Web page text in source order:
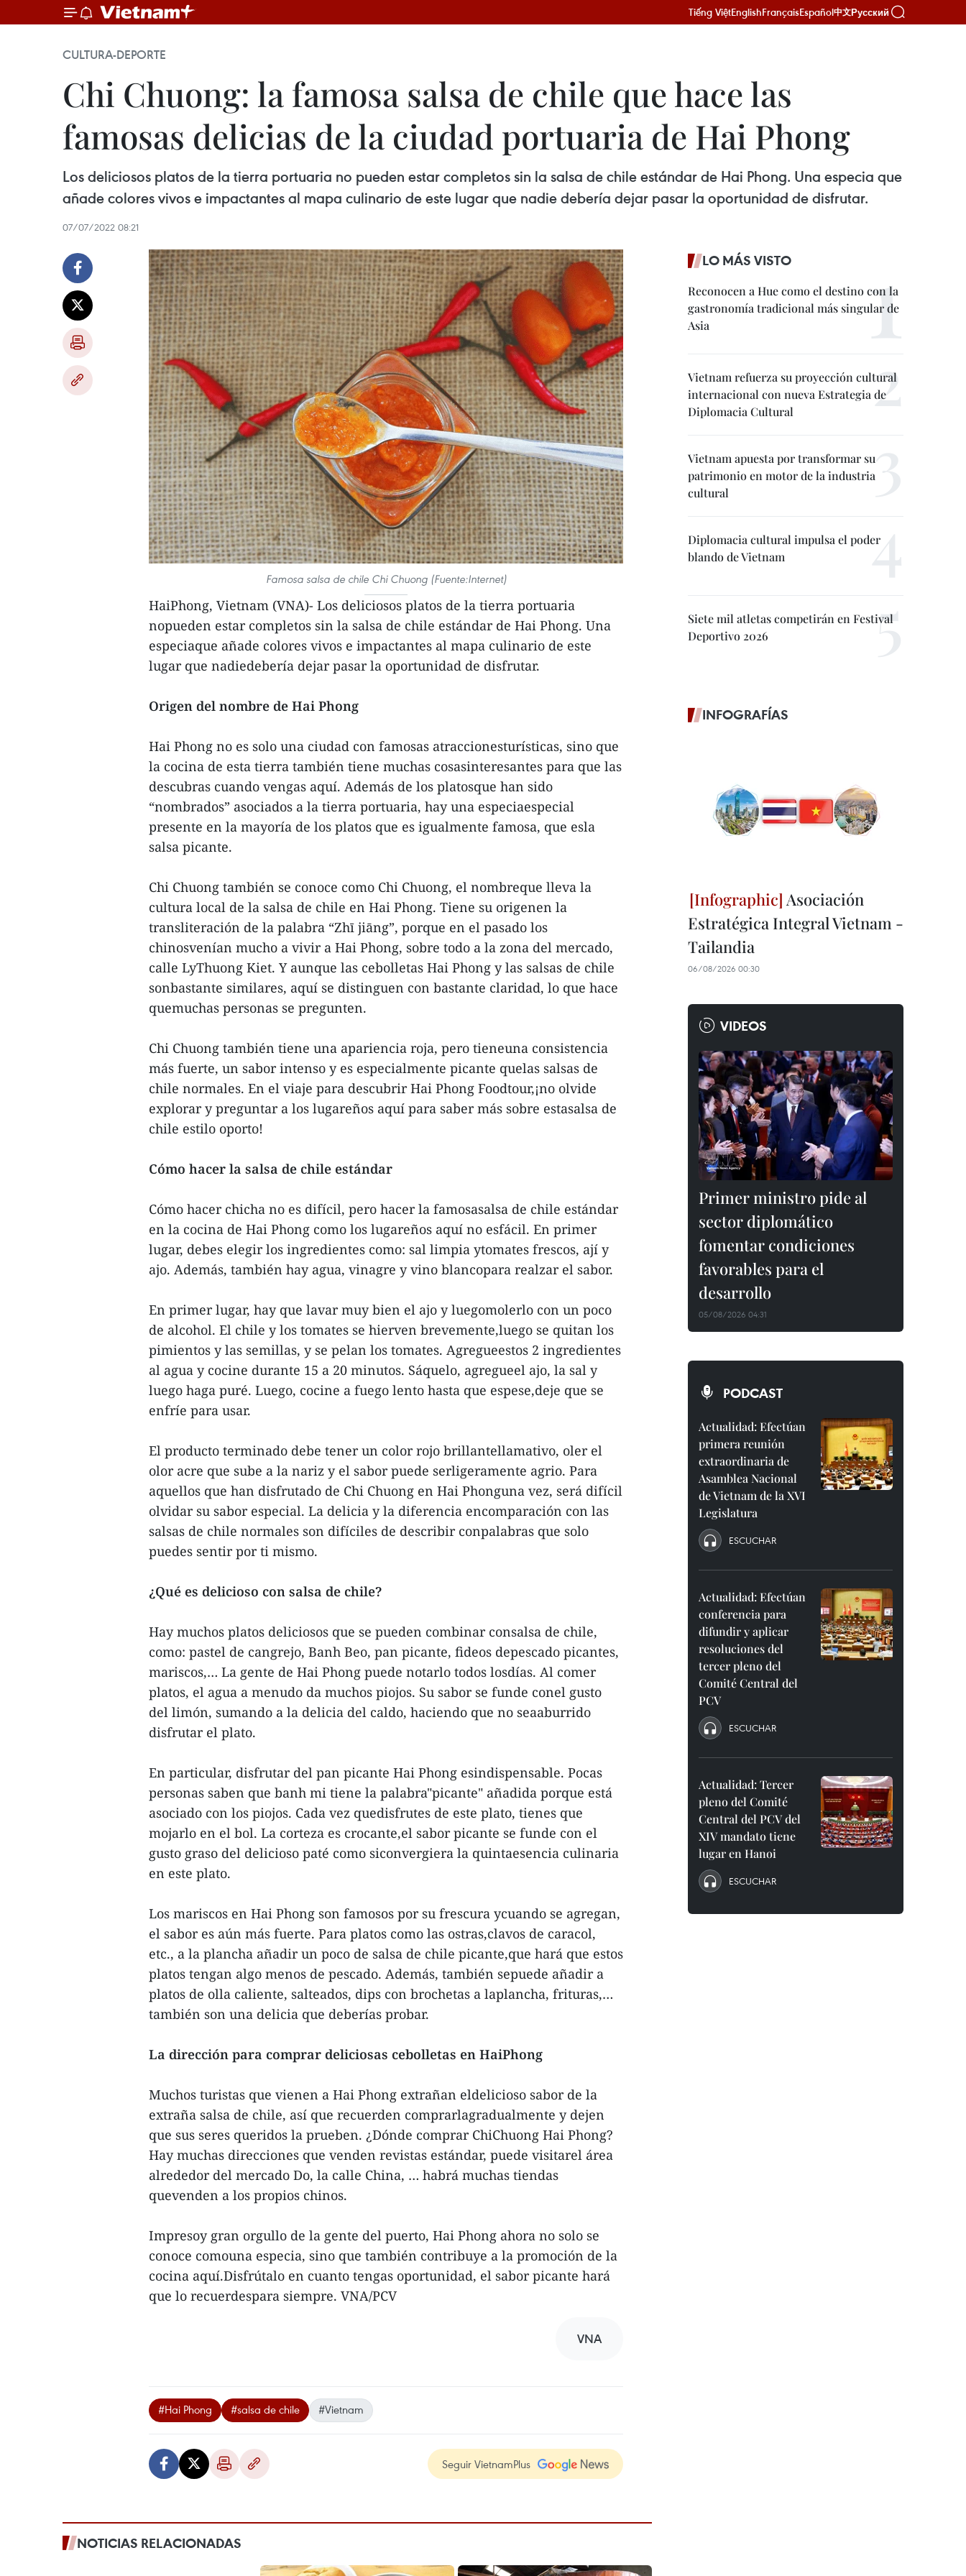
Tiếng ViệtEnglishFrançaisEspañol中文Русский
CULTURA-DEPORTE
Chi Chuong: la famosa salsa de chile que hace las
famosas delicias de la ciudad portuaria de Hai Phong
Los deliciosos platos de la tierra portuaria no pueden estar completos sin la salsa de chile estándar de Hai Phong. Una especia que
añade colores vivos e impactantes al mapa culinario de este lugar que nadie debería dejar pasar la oportunidad de disfrutar.
07/07/2022 08:21
Famosa salsa de chile Chi Chuong (Fuente:Internet)
HaiPhong, Vietnam (VNA)- Los deliciosos platos de la tierra portuaria
nopueden estar completos sin la salsa de chile estándar de Hai Phong. Una
especiaque añade colores vivos e impactantes al mapa culinario de este
lugar que nadiedebería dejar pasar la oportunidad de disfrutar.
Origen del nombre de Hai Phong
Hai Phong no es solo una ciudad con famosas atraccionesturísticas, sino que
la cocina de esta tierra también tiene muchas cosasinteresantes para que las
descubras cuando vengas aquí. Además de los platosque han sido
“nombrados” asociados a la tierra portuaria, hay una especiaespecial
presente en la mayoría de los platos que es igualmente famosa, que esla
salsa picante.
Chi Chuong también se conoce como Chi Chuong, el nombreque lleva la
cultura local de la salsa de chile en Hai Phong. Tiene su origenen la
transliteración de la palabra “Zhī jiāng”, porque en el pasado los
chinosvenían mucho a vivir a Hai Phong, sobre todo a la zona del mercado,
calle LyThuong Kiet. Y aunque las cebolletas Hai Phong y las salsas de chile
sonbastante similares, aquí se distinguen con bastante claridad, lo que hace
quemuchas personas se pregunten.
Chi Chuong también tiene una apariencia roja, pero tieneuna consistencia
más fuerte, un sabor intenso y es especialmente picante quelas salsas de
chile normales. En el viaje para descubrir Hai Phong Foodtour,¡no olvide
explorar y preguntar a los lugareños aquí para saber más sobre estasalsa de
chile estilo oporto!
Cómo hacer la salsa de chile estándar
Cómo hacer chicha no es difícil, pero hacer la famosasalsa de chile estándar
en la cocina de Hai Phong como los lugareños aquí no esfácil. En primer
lugar, debes elegir los ingredientes como: sal limpia ytomates frescos, ají y
ajo. Además, también hay agua, vinagre y vino blancopara realzar el sabor.
En primer lugar, hay que lavar muy bien el ajo y luegomolerlo con un poco
de alcohol. El chile y los tomates se hierven brevemente,luego se quitan los
pimientos y las semillas, y se pelan los tomates. Agregueestos 2 ingredientes
al agua y cocine durante 15 a 20 minutos. Sáquelo, agregueel ajo, la sal y
luego haga puré. Luego, cocine a fuego lento hasta que espese,deje que se
enfríe para usar.
El producto terminado debe tener un color rojo brillantellamativo, oler el
olor acre que sube a la nariz y el sabor puede serligeramente agrio. Para
aquellos que han disfrutado de Chi Chuong en Hai Phonguna vez, será difícil
olvidar su sabor especial. La delicia y la diferencia encomparación con las
salsas de chile normales son difíciles de describir conpalabras que solo
puedes sentir por ti mismo.
¿Qué es delicioso con salsa de chile?
Hay muchos platos deliciosos que se pueden combinar consalsa de chile,
como: pastel de cangrejo, Banh Beo, pan picante, fideos depescado picantes,
mariscos,… La gente de Hai Phong puede notarlo todos losdías. Al comer
platos, el agua a menudo da muchos piojos. Su sabor se funde conel gusto
del limón, sumando a la delicia del caldo, haciendo que no seaaburrido
disfrutar el plato.
En particular, disfrutar del pan picante Hai Phong esindispensable. Pocas
personas saben que banh mi tiene la palabra"picante" añadida porque está
asociado con los piojos. Cada vez quedisfrutes de este plato, tienes que
mojarlo en el bol. La corteza es crocante,el sabor picante se funde con el
gusto graso del delicioso paté como siconvergiera la quintaesencia culinaria
en este plato.
Los mariscos en Hai Phong son famosos por su frescura ycuando se agregan,
el sabor es aún más fuerte. Para platos como las ostras,clavos de caracol,
etc., a la plancha añadir un poco de salsa de chile picante,que hará que estos
platos tengan algo menos de pescado. Además, también sepuede añadir a
platos de olla caliente, salteados, dips con brochetas a laplancha, frituras,…
también son una delicia que deberías probar.
La dirección para comprar deliciosas cebolletas en HaiPhong
Muchos turistas que vienen a Hai Phong extrañan eldelicioso sabor de la
extraña salsa de chile, así que recuerden comprarlagradualmente y dejen
que sus seres queridos la prueben. ¿Dónde comprar ChiChuong Hai Phong?
Hay muchas direcciones que venden revistas estándar, puede visitarel área
alrededor del mercado Do, la calle China, … habrá muchas tiendas
quevenden a los propios chinos.
Impresoy gran orgullo de la gente del puerto, Hai Phong ahora no solo se
conoce comouna especia, sino que también contribuye a la promoción de la
cocina aquí.Disfrútalo en cuanto tengas oportunidad, el sabor picante hará
que lo recuerdespara siempre. VNA/PCV
VNA
#Hai Phong #salsa de chile #Vietnam
Seguir VietnamPlus
NOTICIAS RELACIONADAS
LO MÁS VISTO
Reconocen a Hue como el destino con la
gastronomía tradicional más singular de
Asia
Vietnam refuerza su proyección cultural
internacional con nueva Estrategia de
Diplomacia Cultural
Vietnam apuesta por transformar su
patrimonio en motor de la industria
cultural
Diplomacia cultural impulsa el poder
blando de Vietnam
Siete mil atletas competirán en Festival
Deportivo 2026
INFOGRAFÍAS
Asociación
Estratégica Integral Vietnam -
Tailandia
06/08/2026 00:30
VIDEOS
Primer ministro pide al
sector diplomático
fomentar condiciones
favorables para el
desarrollo
05/08/2026 04:31
PODCAST
Actualidad: Efectúan
primera reunión
extraordinaria de
Asamblea Nacional
de Vietnam de la XVI
Legislatura
ESCUCHAR
Actualidad: Efectúan
conferencia para
difundir y aplicar
resoluciones del
tercer pleno del
Comité Central del
PCV
ESCUCHAR
Actualidad: Tercer
pleno del Comité
Central del PCV del
XIV mandato tiene
lugar en Hanoi
ESCUCHAR